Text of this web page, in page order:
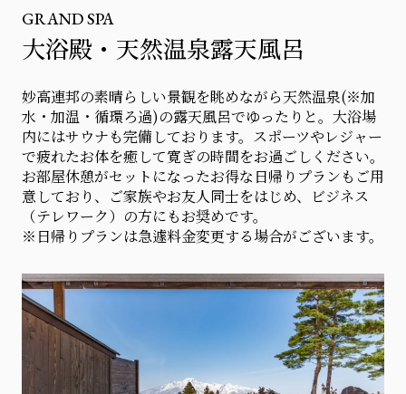
GRAND SPA
大浴殿・天然温泉露天風呂
妙高連邦の素晴らしい景観を眺めながら天然温泉(※加
水・加温・循環ろ過)の露天風呂でゆったりと。大浴場
内にはサウナも完備しております。スポーツやレジャー
で疲れたお体を癒して寛ぎの時間をお過ごしください。
お部屋休憩がセットになったお得な日帰りプランもご用
意しており、ご家族やお友人同士をはじめ、ビジネス
（テレワーク）の方にもお奨めです。
※日帰りプランは急遽料金変更する場合がございます。